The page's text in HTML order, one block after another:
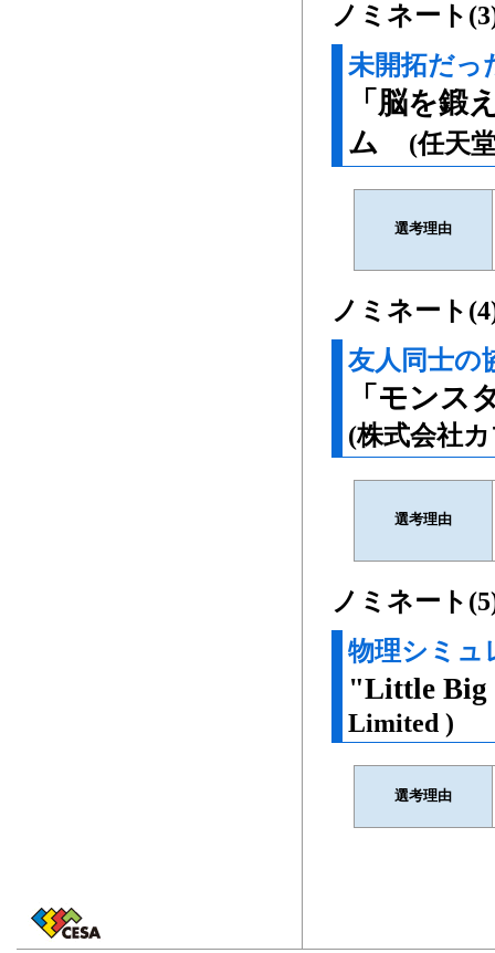
ノミネート
未開拓だっ
「脳を鍛
ム
(任天
選考理由
ノミネート
友人同士の
「モン
(株式会社
選考理由
ノミネート
物理シミュ
"Little
Limited )
選考理由